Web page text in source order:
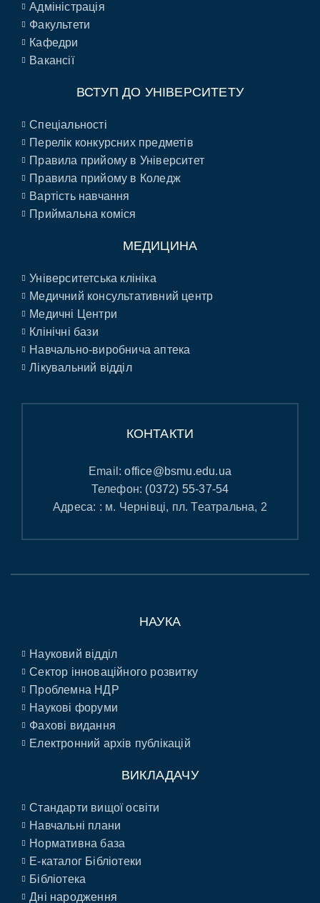
Адміністрація
Факультети
Кафедри
Вакансії
ВСТУП ДО УНІВЕРСИТЕТУ
Спеціальності
Перелік конкурсних предметів
Правила прийому в Університет
Правила прийому в Коледж
Вартість навчання
Приймальна коміся
МЕДИЦИНА
Університетська клініка
Медичний консультативний центр
Медичні Центри
Клінічні бази
Навчально-виробнича аптека
Лікувальний відділ
КОНТАКТИ
Email:office@bsmu.edu.ua
Телефон: (0372) 55-37-54
Адреса: : м. Чернівці, пл. Театральна, 2
НАУКА
Науковий відділ
Сектор інноваційного розвитку
Проблемна НДР
Наукові форуми
Фахові видання
Електронний архів публікацій
ВИКЛАДАЧУ
Стандарти вищої освіти
Навчальні плани
Нормативна база
E-каталог Бібліотеки
Бібліотека
Дні народження